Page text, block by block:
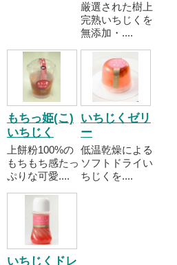
厳選された樹上
完熟いちじくを
無添加・....
もちっ姫(こ)
いちじく
上餅粉100%の
もちもち感たっ
ぷりな可愛....
いちじくゼリ
ー
低温乾燥による
ソフトドライい
ちじくを....
いちじくドレ